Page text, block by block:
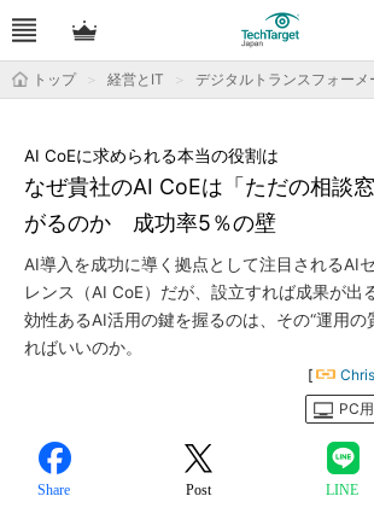
トップ 経営とIT デジタルトランスフォーメ
なぜ貴社のAI CoEは「ただの相談
がるのか 成功率5％の壁
AI CoEに求められる本当の役割は
AI導入を成功に導く拠点として注目されるAI
レンス（AI CoE）だが、設立すれば成果が出
効性あるAI活用の鍵を握るのは、その“運用の
ればいいのか。
[
PC
Share Post LINE